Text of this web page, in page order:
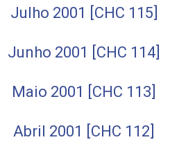
Julho 2001 [CHC 115]
Junho 2001 [CHC 114]
Maio 2001 [CHC 113]
Abril 2001 [CHC 112]